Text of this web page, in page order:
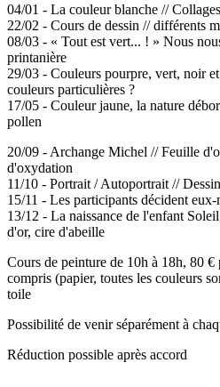
04/01 - La couleur blanche //
22/02 - Cours de dessin // différents
08/03 - « Tout est vert... ! » Nous
printanière
29/03 - Couleurs pourpre, vert, noir
couleurs particulières ?
17/05 - Couleur jaune, la nature
pollen
20/09 - Archange Michel // Feuille
d'oxydation
11/10 - Portrait / Autoportrait //
15/11 - Les participants décident eux-
13/12 - La naissance de l'enfant
d'or, cire d'abeille
Cours de peinture de 10h à 18h, 80 €
compris (papier, toutes les couleurs
toile
Possibilité de venir séparément à
Réduction possible après accord